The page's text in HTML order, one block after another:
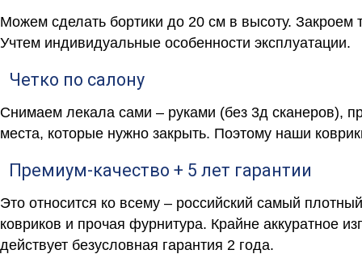
Можем сделать бортики до 20 см в высоту.
Учтем индивидуальные особенности эксплуатации.
Четко по салону
Снимаем лекала сами – руками (без 3д сканеров),
места, которые нужно закрыть. Поэтому наши
Премиум-качество + 5 лет гарантии
Это относится ко всему – российский самый
ковриков и прочая фурнитура. Крайне аккуратное
действует безусловная гарантия 2 года.